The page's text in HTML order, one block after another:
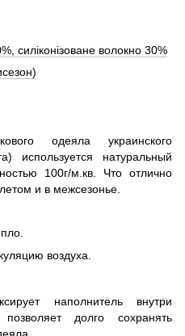
силіконізоване волокно 30%
одеяла украинского
используется натуральный
100г/м.кв. Что отлично
и в межсезонье.
воздуха.
наполнитель внутри
долго сохранять